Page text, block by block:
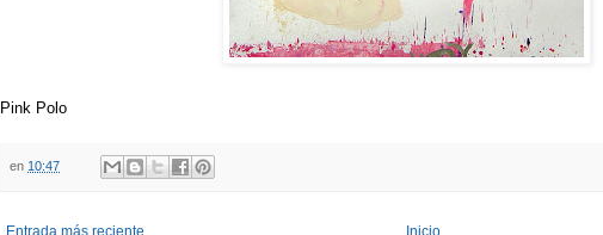
Pink Polo
en 10:47
Entrada más reciente Inicio